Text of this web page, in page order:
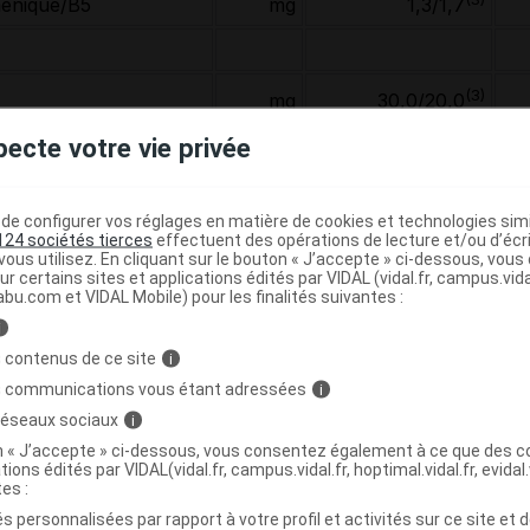
mg 30,0/20,0(3)
mg 330/350(3)
mg
mg
mg 2,8/3,2(3)
votre vie privée
configurer vos réglages en matière de cookies et technologies
sociétés tierces effectuent des opérations de lecture et/ou
utilisez. En cliquant sur le bouton « J’accepte » ci-dessous,
certains sites et applications édités par VIDAL (vidal.fr,
et VIDAL Mobile) pour les finalités suivantes :
de ce site i
communications vous étant adressées i
sociaux i
« J’accepte » ci-dessous, vous consentez également à ce que des
édités par VIDAL(vidal.fr, campus.vidal.fr, hoptimal.vidal.fr,
:
personnalisées par rapport à votre profil et activités sur ce site et